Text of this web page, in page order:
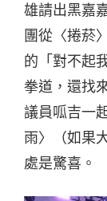
雄請出黑嘉
團從〈捲菸
的「對不起
拳道，還找
議員呱吉一
雨〉（如果
處是驚喜。